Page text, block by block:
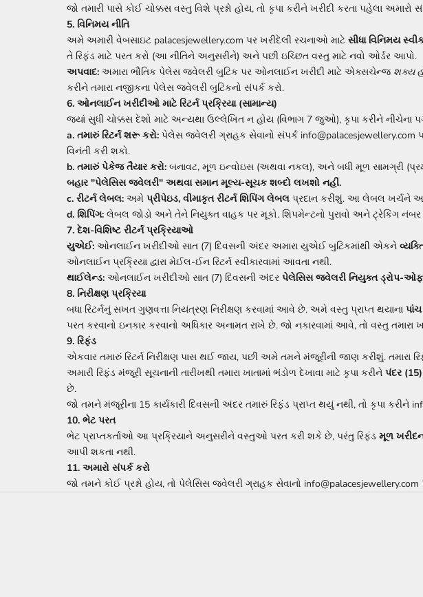
જો તમારી પાસે કોઈ ચોક્કસ વસ્તુ વિશે પ્રશ્નો હોય, તો કૃપા કરીને ખરીદી કરતા પહેલા અમારો
5. વિનિમય નીતિ
અમે અમારી વેબસાઇટ palacesjewellery.com પર ખરીદેલી રચનાઓ માટે સીધા વિનિમય
તે રિફંડ માટે પરત કરો (આ નીતિને અનુસરીને) અને પછી ઇચ્છિત વસ્તુ માટે નવો ઓર્ડર આપો.
અપવાદ: અમારા ભૌતિક પેલેસ જ્વેલરી બુટિક પર ઓનલાઈન ખરીદી માટે એક્સચેન્જ શક્ય
કરીને તમારા નજીકના પેલેસ જ્વેલરી બુટિકનો સંપર્ક કરો.
6. ઓનલાઈન ખરીદીઓ માટે રિટર્ન પ્રક્રિયા (સામાન્ય)
જ્યાં સુધી ચોક્કસ દેશો માટે અન્યથા ઉલ્લેખિત ન હોય (વિભાગ 7 જુઓ), કૃપા કરીને નીચેના
a. તમારું રિટર્ન શરૂ કરો: પેલેસ જ્વેલરી ગ્રાહક સેવાનો સંપર્ક info@palacesjewellery.com
વિનંતી કરી શકો.
b. તમારું પેકેજ તૈયાર કરો: બનાવટ, મૂળ ઇન્વોઇસ (અથવા નકલ), અને બધી મૂળ સામગ્રી
બહાર "પેલેસિસ જ્વેલરી" અથવા સમાન મૂલ્ય-સૂચક શબ્દો લખશો નહીં.
c. રીટર્ન લેબલ: અમે પ્રીપેઇડ, વીમાકૃત રીટર્ન શિપિંગ લેબલ પ્રદાન કરીશું. આ લેબલ ખર્ચને
d. શિપિંગ: લેબલ જોડો અને તેને નિયુક્ત વાહક પર મૂકો. શિપમેન્ટનો પુરાવો અને ટ્રેકિંગ નંબર
7. દેશ-વિશિષ્ટ રીટર્ન પ્રક્રિયાઓ
યુએઈ: ઓનલાઈન ખરીદીઓ સાત (7) દિવસની અંદર અમારા યુએઈ બુટિકમાંથી એકને
ઓનલાઈન પ્રક્રિયા દ્વારા મેઈલ-ઈન રિટર્ન સ્વીકારવામાં આવતા નથી.
થાઈલેન્ડ: ઓનલાઈન ખરીદીઓ સાત (7) દિવસની અંદર પેલેસિસ જ્વેલરી નિયુક્ત ડ્રોપ-
8. નિરીક્ષણ પ્રક્રિયા
બધા રિટર્નનું સખત ગુણવત્તા નિયંત્રણ નિરીક્ષણ કરવામાં આવે છે. અમે વસ્તુ પ્રાપ્ત થયાના પાંચ
પરત કરવાનો ઇનકાર કરવાનો અધિકાર અનામત રાખે છે. જો નકારવામાં આવે, તો વસ્તુ
9. રિફંડ
એકવાર તમારું રિટર્ન નિરીક્ષણ પાસ થઈ જાય, પછી અમે તમને મંજૂરીની જાણ કરીશું. તમારા
અમારી રિફંડ મંજૂરી સૂચનાની તારીખથી તમારા ખાતામાં ભંડોળ દેખાવા માટે કૃપા કરીને પંદર (15)
છે.
જો તમને મંજૂરીના 15 કાર્યકારી દિવસની અંદર તમારું રિફંડ પ્રાપ્ત થયું નથી, તો કૃપા કરીને
10. ભેટ પરત
ભેટ પ્રાપ્તકર્તાઓ આ પ્રક્રિયાને અનુસરીને વસ્તુઓ પરત કરી શકે છે, પરંતુ રિફંડ મૂળ
આપી શકતા નથી.
11. અમારો સંપર્ક કરો
જો તમને કોઈ પ્રશ્નો હોય, તો પેલેસિસ જ્વેલરી ગ્રાહક સેવાનો